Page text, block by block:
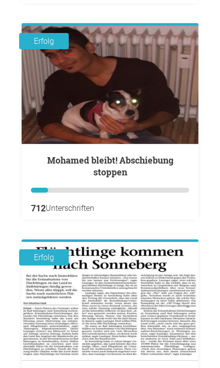
Erfolg
Mohamed bleibt! Abschiebung
stoppen
712Unterschriften
Erfolg